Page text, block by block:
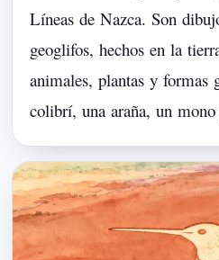
Líneas de Nazca. Son
geoglifos, hechos en la
animales, plantas y formas
colibrí, una araña, un mono